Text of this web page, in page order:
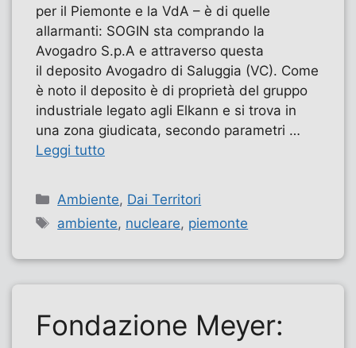
per il Piemonte e la VdA – è di quelle
allarmanti: SOGIN sta comprando la
Avogadro S.p.A e attraverso questa
il deposito Avogadro di Saluggia (VC). Come
è noto il deposito è di proprietà del gruppo
industriale legato agli Elkann e si trova in
una zona giudicata, secondo parametri …
Leggi tutto
Categorie
Ambiente, Dai Territori
Tag
ambiente, nucleare, piemonte
Fondazione Meyer: